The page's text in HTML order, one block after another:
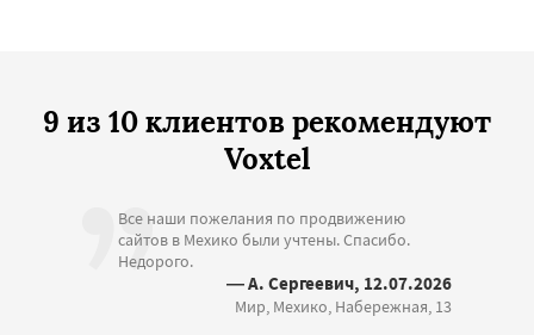
9 из 10 клиентов рекомендуют
Voxtel
Все наши пожелания по продвижению
сайтов в Мехико были учтены. Спасибо.
Недорого.
— А. Сергеевич, 12.07.2026
Мир, Мехико, Набережная, 13